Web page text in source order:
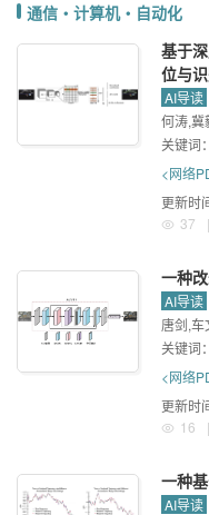
通信・计算机・自动化
基于
位与
AI导读
何涛,冀
关键词：
<网络
更新时
37
|
一种
AI导读
唐剑,
关键词：
<网络
更新时
16
|
一种
AI导读